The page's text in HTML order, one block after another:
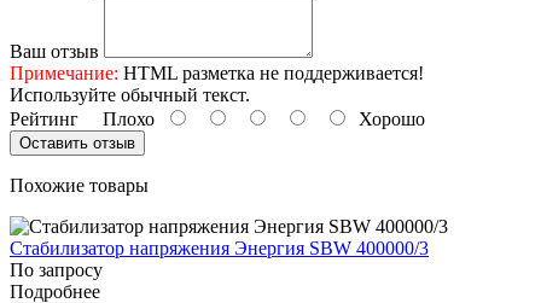
Ваш отзыв
Примечание: HTML разметка не поддерживается!
Используйте обычный текст.
Рейтинг Плохо Хорошо
Оставить отзыв
Похожие товары
Стабилизатор напряжения Энергия SBW 400000/3
По запросу
Подробнее